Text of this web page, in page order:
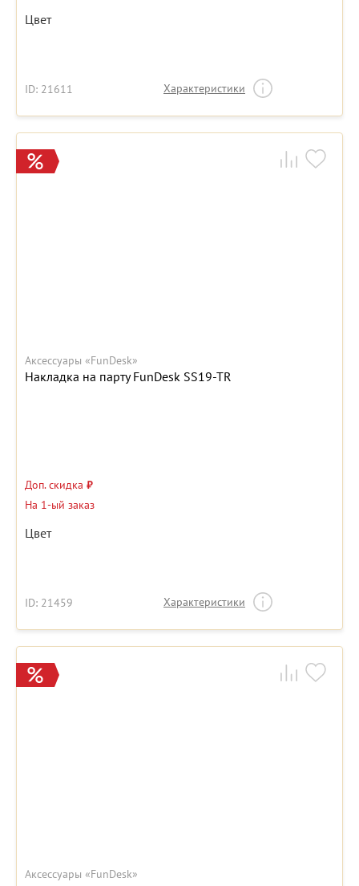
Цвет
ID: 21611 Характеристики
Аксессуары «FunDesk»
Накладка на парту FunDesk SS19-TR
Доп. скидка ₽
На 1-ый заказ
Цвет
ID: 21459 Характеристики
Аксессуары «FunDesk»